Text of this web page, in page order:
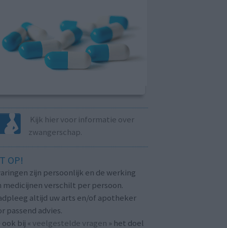
Kijk hier voor informatie over
zwangerschap.
OP!
zijn persoonlijk en de werking
medicijnen verschilt per persoon.
altijd uw arts en/of apotheker
passend advies.
ook bij « veelgestelde vragen » het doel